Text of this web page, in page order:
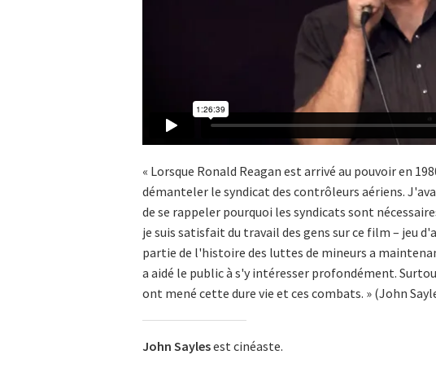
« Lorsque Ronald Reagan est arrivé au pouvoir en
démanteler le syndicat des contrôleurs aériens.
de se rappeler pourquoi les syndicats sont
je suis satisfait du travail des gens sur ce film – jeu
partie de l'histoire des luttes de mineurs a
a aidé le public à s'y intéresser profondément.
ont mené cette dure vie et ces combats. » (John
John Saylesest cinéaste.